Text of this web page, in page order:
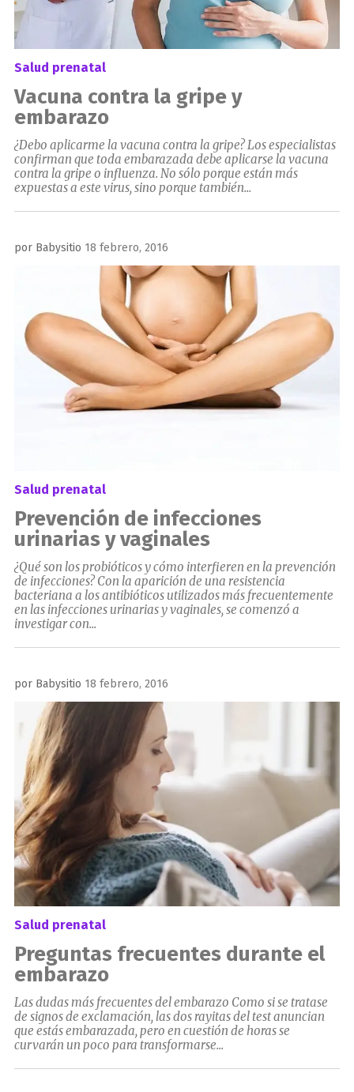
Salud prenatal
Vacuna contra la gripe y
embarazo
¿Debo aplicarme la vacuna contra la gripe? Los especialistas
confirman que toda embarazada debe aplicarse la vacuna
contra la gripe o influenza. No sólo porque están más
expuestas a este virus, sino porque también...
por Babysitio Publicado
18 febrero, 2016
Salud prenatal
Prevención de infecciones
urinarias y vaginales
¿Qué son los probióticos y cómo interfieren en la prevención
de infecciones? Con la aparición de una resistencia
bacteriana a los antibióticos utilizados más frecuentemente
en las infecciones urinarias y vaginales, se comenzó a
investigar con...
por Babysitio Publicado
el
18 febrero, 2016
Salud prenatal
Preguntas frecuentes durante el
embarazo
Las dudas más frecuentes del embarazo Como si se tratase
de signos de exclamación, las dos rayitas del test anuncian
que estás embarazada, pero en cuestión de horas se
curvarán un poco para transformarse...